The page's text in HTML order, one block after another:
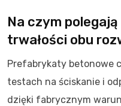
Na czym
trwałości obu
Prefabrykaty betonowe
testach na ściskanie i
dzięki fabrycznym